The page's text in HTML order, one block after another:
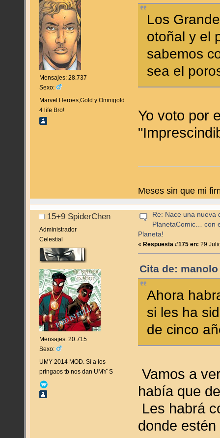
Mensajes: 28.737
Sexo:
Marvel Heroes,Gold y Omnigold
4 life Bro!
Los
otoñal y el
sabemos
sea el
Yo voto por
Meses sin que mi
15+9 SpiderChen
Administrador
Celestial
Mensajes: 20.715
Sexo:
UMY 2014 MOD. Sí a los
pringaos tb nos dan UMY´S
Re: Nace una nueva
PlanetaComic… con
Planeta!
« Respuesta #175 en: 29
Cita de:
Ahora
si les ha
de cinco
Vamos a
había que
Les habrá
donde estén